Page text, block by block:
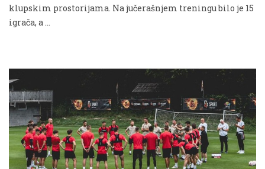
klupskim prostorijama. Na jučerašnjem treningu bilo je 15
igrača, a …